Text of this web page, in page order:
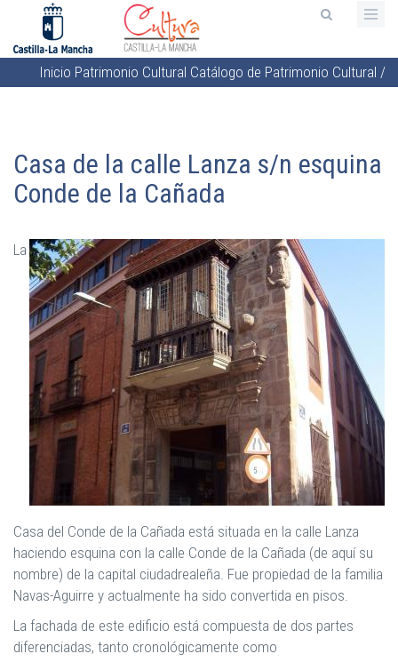
contenido
principal
Sobrescribir
ayuda
a
navegación
Inicio Patrimonio Cultural Catálogo de Patrimonio Cultural /
Casa de la calle Lanza s/n esquina
Conde de la Cañada
La
Casa del Conde de la Cañada está situada en la calle Lanza
haciendo esquina con la calle Conde de la Cañada (de aquí su
nombre) de la capital ciudadrealeña. Fue propiedad de la familia
Navas-Aguirre y actualmente ha sido convertida en pisos.
La fachada de este edificio está compuesta de dos partes
diferenciadas, tanto cronológicamente como